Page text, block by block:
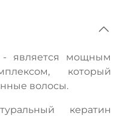
- является мощным
который
волосы.
кератин